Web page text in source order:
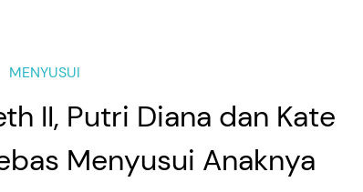
MENYUSUI
II, Putri Diana dan Kate
Menyusui Anaknya